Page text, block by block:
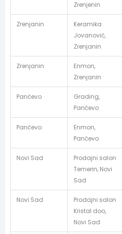
Zrenjenin
Zrenjanin
Keramika
Jovanović,
Zrenjanin
Zrenjanin
Enmon,
Zrenjanin
Pančevo
Grading,
Pančevo
Pančevo
Enmon,
Pančevo
Novi Sad
Prodajni salon
Temerin, Novi
Sad
Novi Sad
Prodajni salon
Kristal doo,
Novi Sad